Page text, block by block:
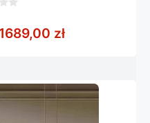
1689,00 złZakres cen: